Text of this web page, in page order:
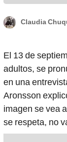
Claudia
El 13 de
adultos, se
en una
Aronsson
imagen se vea
se respeta, no